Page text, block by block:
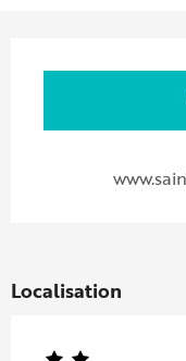
Localisation